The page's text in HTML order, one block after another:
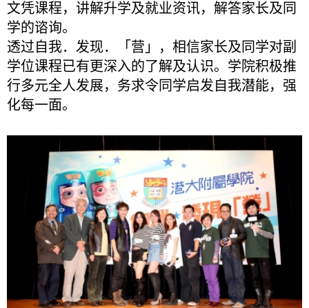
文凭课程，讲解升学及就业资讯，解答家长及同
学的谘询。
透过自我．发现．「营」，相信家长及同学对副
学位课程已有更深入的了解及认识。学院积极推
行多元全人发展，务求令同学启发自我潜能，强
化每一面。